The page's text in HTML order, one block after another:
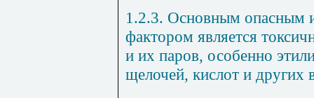
1.2.3. Основным опасным
фактором является
и их паров, особенно
щелочей, кислот и других